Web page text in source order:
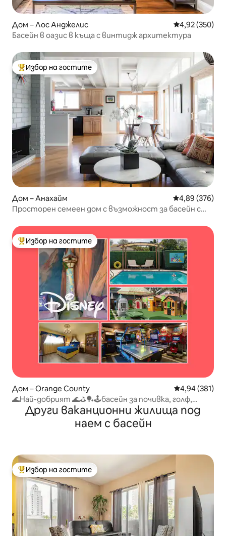
Дом – Лос Анджелис Средна
4,92 (350)
Басейн в оазис в къща с винтидж архитектура
Най-популярен избор на гостите
Избор на гостите
Дом – Анахайм Средна
4,89 (376)
Просторен семеен дом с възможност за басейн с
Най-популярен избор на гостите
Избор на гостите
Дом – Orange County Средна
4,94 (381)
🌊Най-добрият 🌊⛳️🏓🕹басейн за почивка, голф,
аркада и още!
Други ваканционни жилища под
наем с басейн
Най-популярен избор на гостите
Избор на гостите